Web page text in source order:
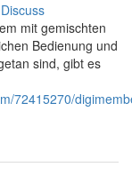
Discuss
mit gemischten
Bedienung und
sind, gibt es
72415270/